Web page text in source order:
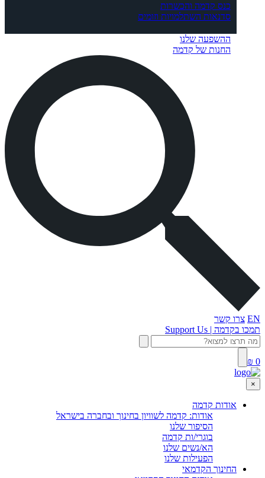
כנס קדמה והכשרות
סדנאות השתלמויות וזומים
ההשפעה שלנו
החנות של קדמה
EN צרו קשר
תמכו בקדמה | Support Us
0 ₪
×
אודות קדמה
אודות: קדמה לשוויון בחינוך ובחברה בישראל
הסיפור שלנו
בוגרי/ות קדמה
הא/נשים שלנו
הפעילות שלנו
החינוך הקדמאי